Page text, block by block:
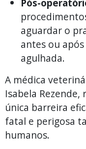
Pós-
aguardar o
antes ou
agulhada.
A médica
Isabela Rezende,
única barreira
fatal e perigosa
humanos.